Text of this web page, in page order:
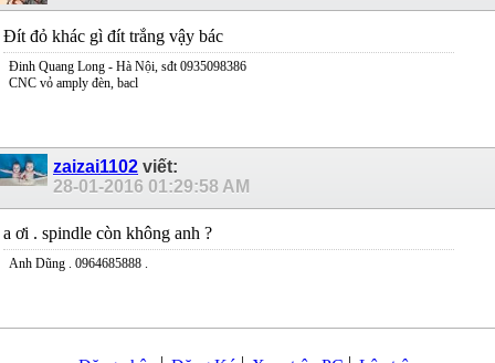
Đít đỏ khác gì đít trắng vậy bác
Đinh Quang Long - Hà Nội, sđt 0935098386
CNC vỏ amply đèn, bacl
zaizai1102 viết:
28-01-2016 01:29:58 AM
a ơi . spindle còn không anh ?
Anh Dũng . 0964685888 .